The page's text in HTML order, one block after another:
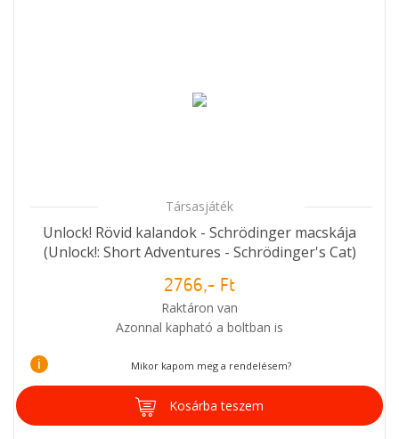
Társasjáték
Unlock! Rövid kalandok - Schrödinger macskája
(Unlock!: Short Adventures - Schrödinger's Cat)
2766,- Ft
Raktáron van
Azonnal kapható a boltban is
i Mikor kapom meg a rendelésem?
Kosárba teszem